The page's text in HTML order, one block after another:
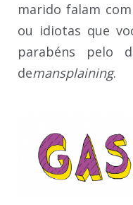
marido falam
ou idiotas que
parabéns pelo
demansplaining.